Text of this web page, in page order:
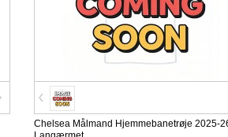
Chelsea Målmand Hjemmebanetrøje 2025-